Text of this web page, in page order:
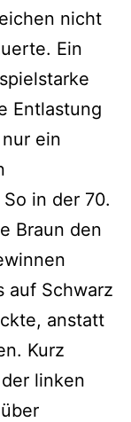
nicht
Ein
Entlastung
ein
in der 70.
Braun den
auf Schwarz
anstatt
Kurz
linken